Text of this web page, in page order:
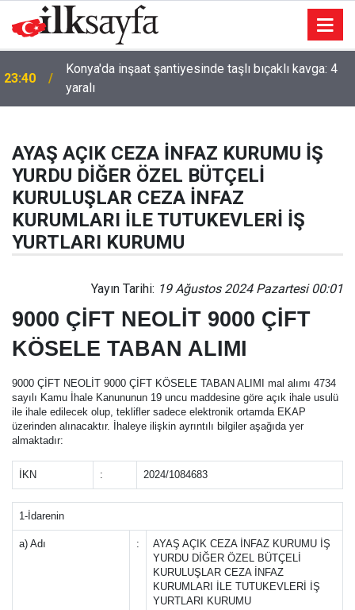
Konya'da inşaat şantiyesinde taşlı bıçaklı kavga: 4
yaralı
23:09
AK Parti'li Zorlu: Türk Dünyası Düşünce ve Araştırma
Merkezi’ni Keçiören’de kurma kararı aldık
AYAŞ AÇIK CEZA İNFAZ KURUMU İŞ
YURDU DİĞER ÖZEL BÜTÇELİ
KURULUŞLAR CEZA İNFAZ
KURUMLARI İLE TUTUKEVLERİ İŞ
YURTLARI KURUMU
Yayın Tarihi: 19 Ağustos 2024 Pazartesi 00:01
9000 ÇİFT NEOLİT 9000 ÇİFT
KÖSELE TABAN ALIMI
9000 ÇİFT NEOLİT 9000 ÇİFT KÖSELE TABAN ALIMI mal alımı 4734
sayılı Kamu İhale Kanununun 19 uncu maddesine göre açık ihale usulü
ile ihale edilecek olup, teklifler sadece elektronik ortamda EKAP
üzerinden alınacaktır. İhaleye ilişkin ayrıntılı bilgiler aşağıda yer
almaktadır:
İKN : 2024/1084683
1-İdarenin
a) Adı :
AYAŞ AÇIK CEZA İNFAZ KURUMU İŞ
YURDU DİĞER ÖZEL BÜTÇELİ
KURULUŞLAR CEZA İNFAZ
KURUMLARI İLE TUTUKEVLERİ İŞ
YURTLARI KURUMU